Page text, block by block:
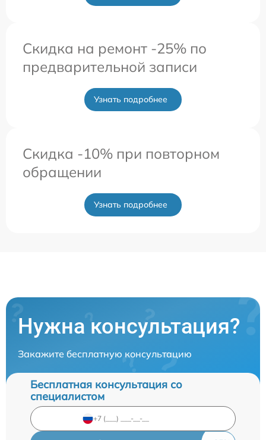
Скидка на ремонт -25% по
предварительной записи
Узнать подробнее
Скидка -10% при повторном
обращении
Узнать подробнее
Нужна консультация?
Закажите бесплатную консультацию
Бесплатная консультация со
специалистом